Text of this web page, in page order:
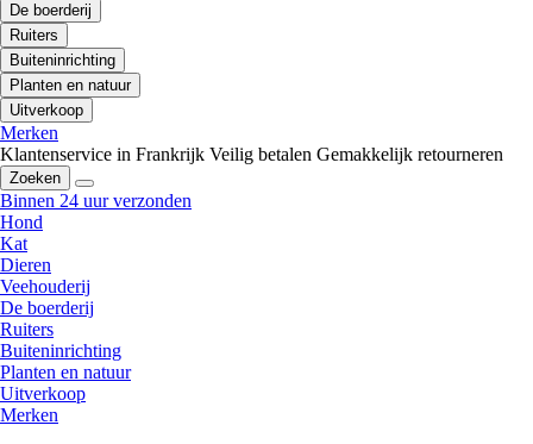
De boerderij
Ruiters
Buiteninrichting
Planten en natuur
Uitverkoop
Merken
Klantenservice in Frankrijk Veilig betalen Gemakkelijk retourneren
Zoeken
Binnen 24 uur verzonden
Hond
Kat
Dieren
Veehouderij
De boerderij
Ruiters
Buiteninrichting
Planten en natuur
Uitverkoop
Merken